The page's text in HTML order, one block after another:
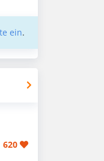
ein.
620